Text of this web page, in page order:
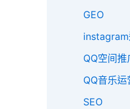
GEO
QQ空间推
QQ音乐运
SEO